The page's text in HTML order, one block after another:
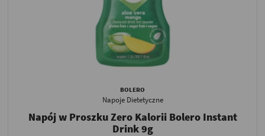
BOLERO
Napoje Dietetyczne
Napój w Proszku Zero Kalorii Bolero Instant
Drink 9g